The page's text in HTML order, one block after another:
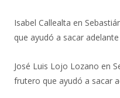
Isabel Callealta en
que ayudó a sacar
José Luis Lojo Lozano en
frutero que ayudó a sacar